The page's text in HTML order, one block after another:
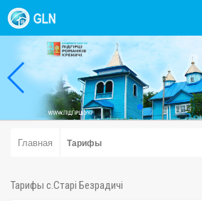
Главная Тарифы
Тарифы c.Старі Безрадичі